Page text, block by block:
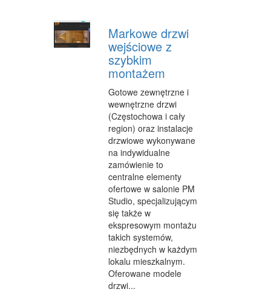
Markowe drzwi
wejściowe z
szybkim
montażem
Gotowe zewnętrzne i
wewnętrzne drzwi
(Częstochowa i cały
region) oraz instalacje
drzwiowe wykonywane
na indywidualne
zamówienie to
centralne elementy
ofertowe w salonie PM
Studio, specjalizującym
się także w
ekspresowym montażu
takich systemów,
niezbędnych w każdym
lokalu mieszkalnym.
Oferowane modele
drzwi...